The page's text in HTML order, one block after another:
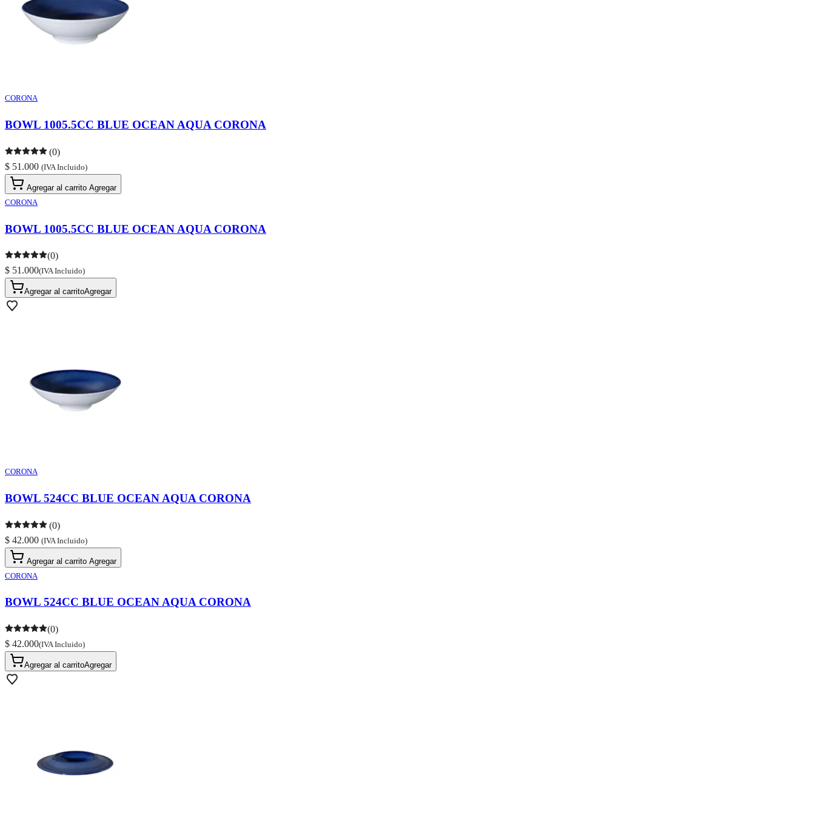
CORONA
BOWL 1005.5CC BLUE OCEAN AQUA CORONA
(0)
$ 51.000 (IVA Incluido)
Agregar al carrito Agregar
CORONA
BOWL 1005.5CC BLUE OCEAN AQUA CORONA
(0)
$ 51.000(IVA Incluido)
Agregar al carritoAgregar
CORONA
BOWL 524CC BLUE OCEAN AQUA CORONA
(0)
$ 42.000 (IVA Incluido)
Agregar al carrito Agregar
CORONA
BOWL 524CC BLUE OCEAN AQUA CORONA
(0)
$ 42.000(IVA Incluido)
Agregar al carritoAgregar